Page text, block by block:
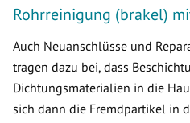
Rohrreinigung (brakel)
Auch Neuanschlüsse und
tragen dazu bei, dass
Dichtungsmaterialien in die
sich dann die Fremdpartikel in